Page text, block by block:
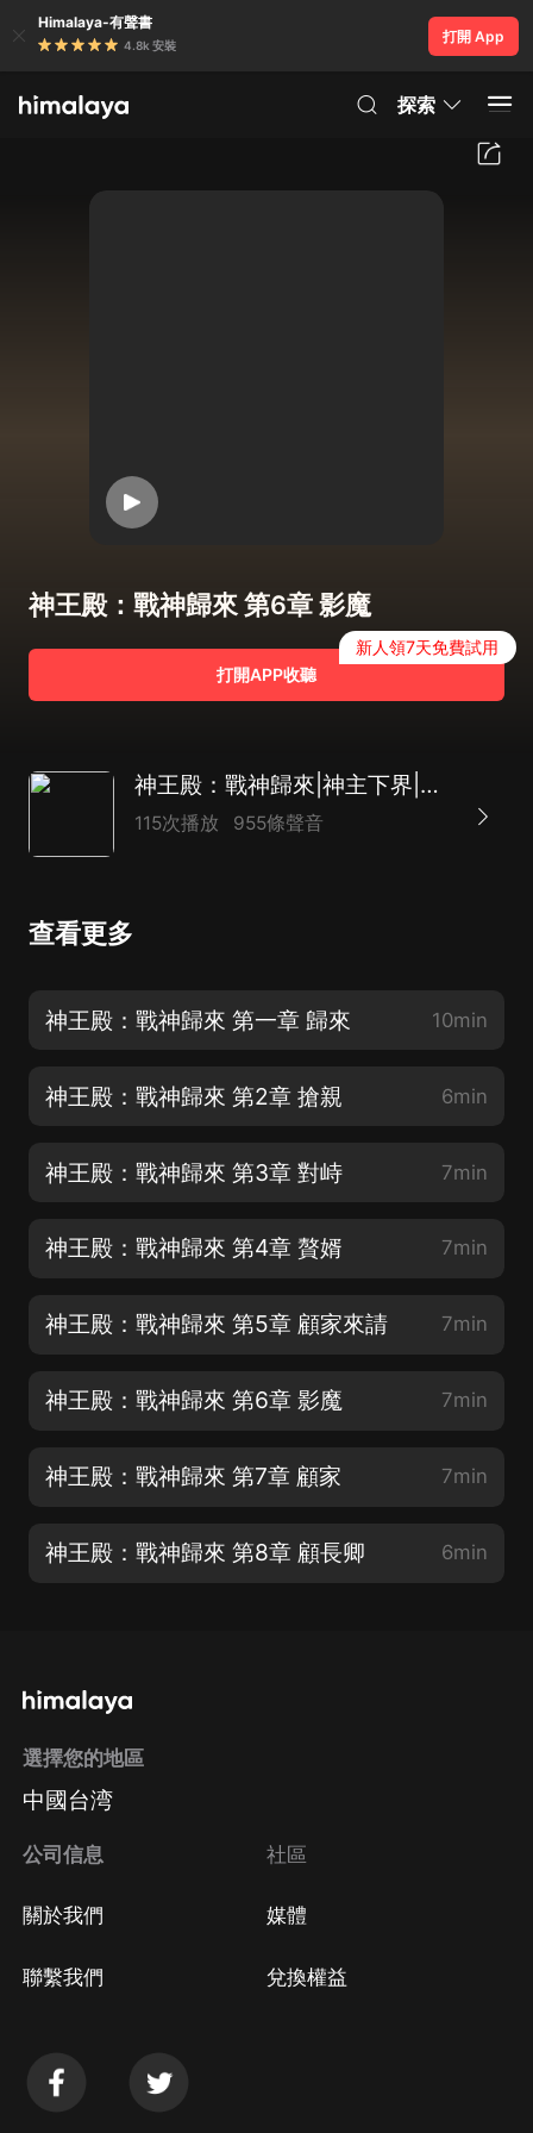
Himalaya-有聲書
4.8k 安裝
打開 App
探索
神王殿：戰神歸來 第6章 影魔
打開APP收聽
新人領7天免費試用
神王殿：戰神歸來|神主下界|除妖降魔|守護愛人|AI多播
115次播放 955條聲音
查看更多
神王殿：戰神歸來 第一章 歸來 10min
神王殿：戰神歸來 第2章 搶親 6min
神王殿：戰神歸來 第3章 對峙 7min
神王殿：戰神歸來 第4章 贅婿 7min
神王殿：戰神歸來 第5章 顧家來請 7min
神王殿：戰神歸來 第6章 影魔 7min
神王殿：戰神歸來 第7章 顧家 7min
神王殿：戰神歸來 第8章 顧長卿 6min
選擇您的地區
中國台湾
公司信息
關於我們
聯繫我們
社區
媒體
兌換權益